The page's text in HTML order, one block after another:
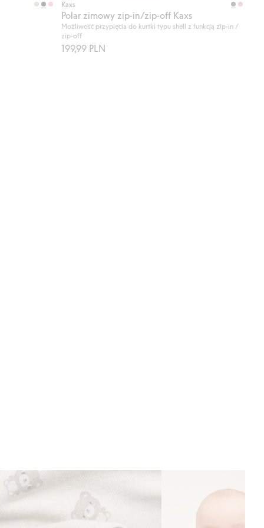
Kaxs
Polar zimowy zip-in/zip-off Kaxs
Możliwość przypięcia do kurtki typu shell z funkcją zip-in /
zip-off
199,99 PLN